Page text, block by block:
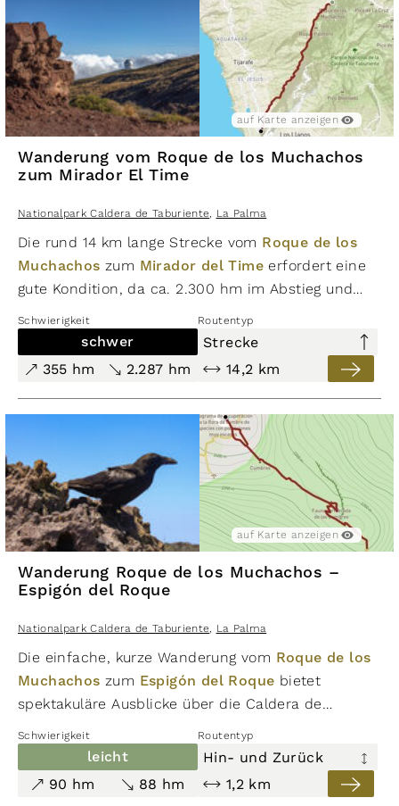
Rundwanderung auf den Pico
Bejenado
Nationalpark Caldera de Taburiente
,
La Palma
auf Karte anzeigen
auf Karte ausblenden
moderat
327 hm
5,0 km
Rundwanderweg Pico de La Nieve –
Nationalpark Caldera de Taburiente
auf Karte anzeigen
auf Karte ausblenden
leicht
204 hm
469 hm
5,2 km
Wanderung von Los Brecitos zur
Playa de Taburiente
Nationalpark Caldera de Taburiente
La Palma
auf Karte anzeigen
auf Karte ausblenden
auf Karte anzeigen
Wanderung vom Roque de los Muchachos
zum Mirador El Time
Nationalpark Caldera de Taburiente, La Palma
Die rund 14 km lange Strecke vom Roque de los
Muchachos zum Mirador del Timeerfordert eine
gute Kondition, da ca. 2.300 hm im Abstieg und
350 hm im Aufstieg zu bewältigen sind. Vom
höchsten Punkt der Insel führt der Weg, begleitet
von traumhaften Ausblicken durch mehrere
Vegetationszonen kontinuierlich bergab zum
Aussichtspunkt El Time.
Schwierigkeit Routentyp
schwer
Strecke
355 hm
2.287 hm 14,2 km
auf Karte anzeigen
Wanderung Roque de los Muchachos –
Espigón del Roque
Nationalpark Caldera de Taburiente, La Palma
Die einfache, kurze Wanderung vom Roque de los
Muchachos zum Espigón del Roque bietet
spektakuläre Ausblicke über die Caldera de
Taburiente bis zu den Nachbarinseln. Die Route
lässt sich perfekt mit Wanderungen entlang der
Gipfelkette der Caldera verbinden.
Schwierigkeit Routentyp
leicht
Hin- und Zurück
90 hm
88 hm 1,2 km